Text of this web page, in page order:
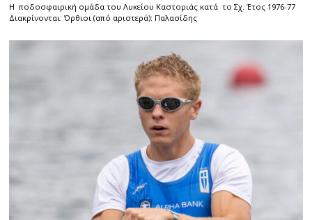
Η ποδοσφαιρική ομάδα του Λυκείου Καστοριάς κατά το Σχ. Έτος 1976-77
Διακρίνονται: Όρθιοι (από αριστερά): Παλασίδης